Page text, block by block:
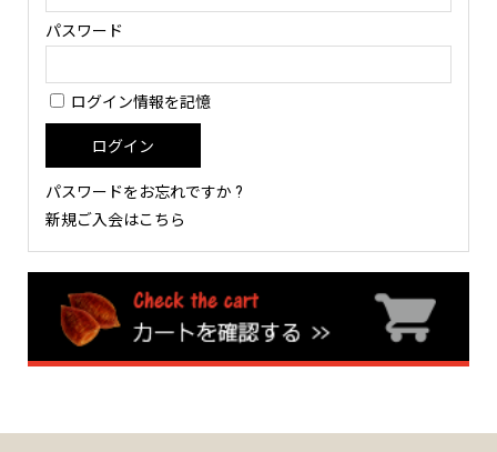
パスワード
ログイン情報を記憶
パスワードをお忘れですか ?
新規ご入会はこちら